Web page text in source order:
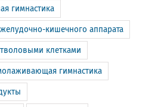
гимнастика
кишечного аппарата
клетками
гимнастика